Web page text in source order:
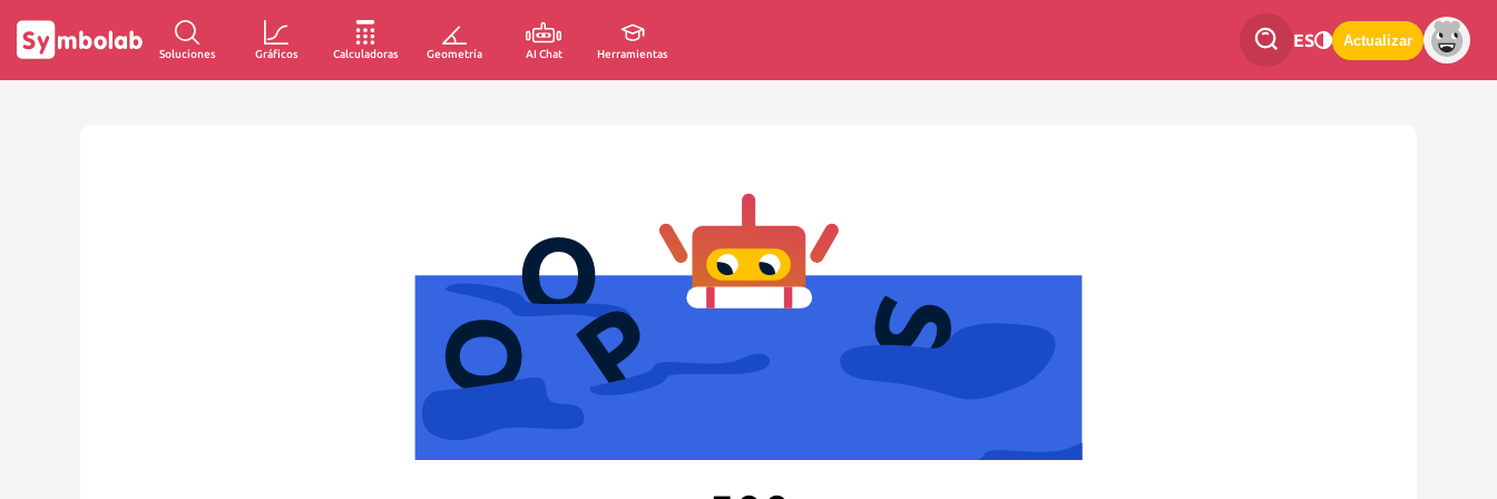
Soluciones Gráficos Calculadoras Geometría AI Chat Herramientas
ES Actualizar